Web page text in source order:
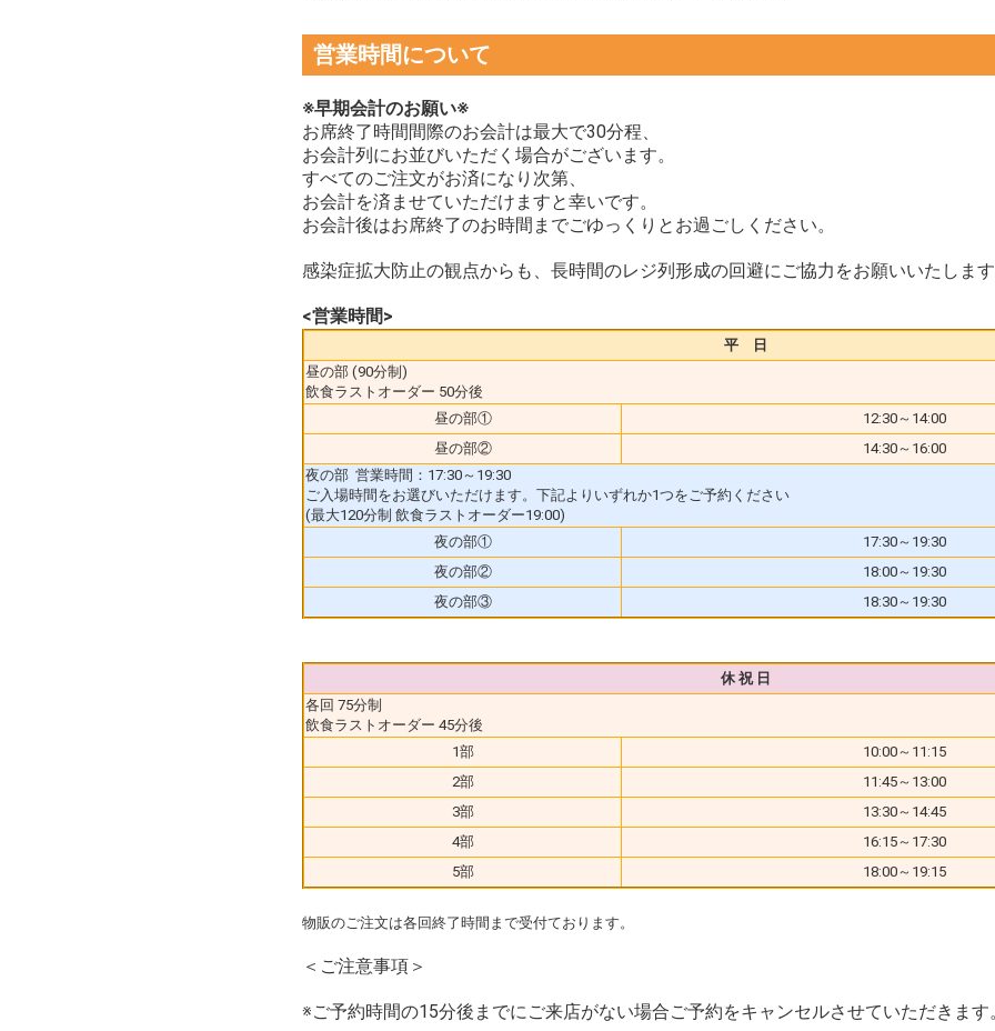
営業時間について
※早期会計のお願い※
お席終了時間間際のお会計は最大で30分程、
お会計列にお並びいただく場合がございます。
すべてのご注文がお済になり次第、
お会計を済ませていただけますと幸いです。
お会計後はお席終了のお時間までごゆっくりとお過ごしください。
感染症拡大防止の観点からも、長時間のレジ列形成の回避にご協力をお願いいたしま
<営業時間>
平 日
昼の部 (90分制)
飲食ラストオーダー 50分後
昼の部①
12:30～14:00
昼の部②
14:30～16:00
夜の部 営業時間：17:30～19:30
ご入場時間をお選びいただけます。下記よりいずれか1つをご予約ください
(最大120分制 飲食ラストオーダー19:00)
夜の部①
17:30～19:30
夜の部②
18:00～19:30
夜の部③
18:30～19:30
休 祝 日
各回 75分制
飲食ラストオーダー 45分後
1部
10:00～11:15
2部
11:45～13:00
3部
13:30～14:45
4部
16:15～17:30
5部
18:00～19:15
物販のご注文は各回終了時間まで受付ております。
＜ご注意事項＞
※ご予約時間の15分後までにご来店がない場合ご予約をキャンセルさせていただきます